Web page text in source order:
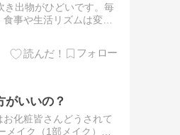
き出物がひどいです。毎
事や生活リズムは変え
いいの？
化粧皆さんどうされて
イク（1部メイク）で